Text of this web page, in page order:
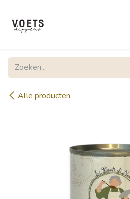
Overslaan naar inhoud
Alle producten